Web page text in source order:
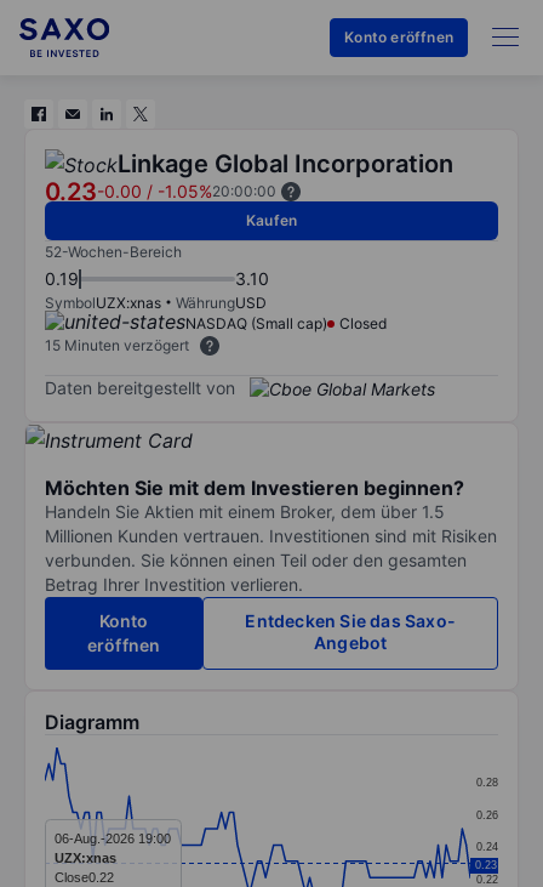
Konto eröffnen
Linkage Global Incorporation
0.23-0.00 / -1.05%20:00:00
Kaufen
52-Wochen-Bereich
0.19 3.10
SymbolUZX:xnas WährungUSD
NASDAQ (Small cap)
Closed
15 Minuten verzögert
Daten bereitgestellt von
Möchten Sie mit dem Investieren beginnen?
Handeln Sie Aktien mit einem Broker, dem über 1.5
Millionen Kunden vertrauen. Investitionen sind mit Risiken
verbunden. Sie können einen Teil oder den gesamten
Betrag Ihrer Investition verlieren.
Konto
eröffnen
Entdecken Sie das Saxo-
Angebot
Diagramm
Chart
Line chart with 107 data points.
The chart has 1 X axis displaying categories.
The chart has 1 Y axis displaying values. Data 0.22
0.24
0.26
0.28
0.23
06-Aug.-2026 19:00
UZX:xnas
Close0.22